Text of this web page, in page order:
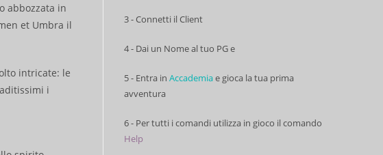
abbozzata in
et Umbra il
intricate: le
i
3 - Connetti il Client
4 - Dai un Nome al tuo PG e
5 - Entra in Accademiae gioca la tua prima
avventura
6 - Per tutti i comandi utilizza in gioco il comando
Help